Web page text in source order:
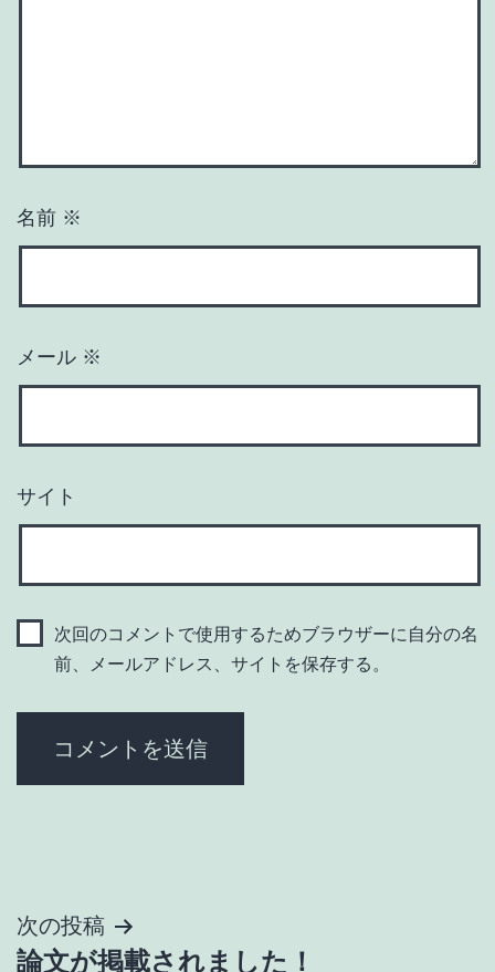
名前 ※
メール ※
サイト
次回のコメントで使用するためブラウザーに自分の名
前、メールアドレス、サイトを保存する。
投
次の投稿
論文が掲載されました！